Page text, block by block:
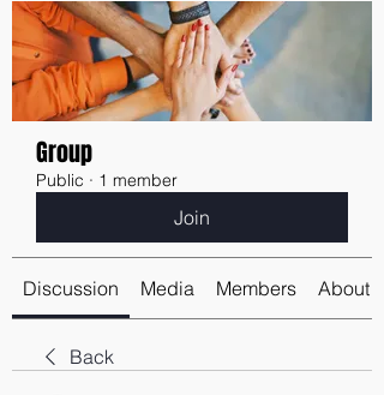
Group
Public · 1 member
Join
Discussion Media Members About
Back